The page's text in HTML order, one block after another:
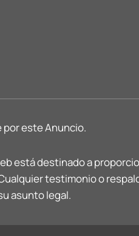
por este Anuncio.
está destinado a
testimonio o
asunto legal.